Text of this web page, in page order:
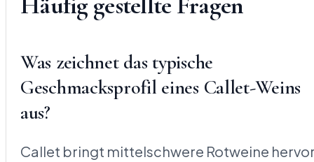
Was zeichnet das typische
Geschmacksprofil eines Callet-Weins
aus?
Callet bringt mittelschwere Rotweine